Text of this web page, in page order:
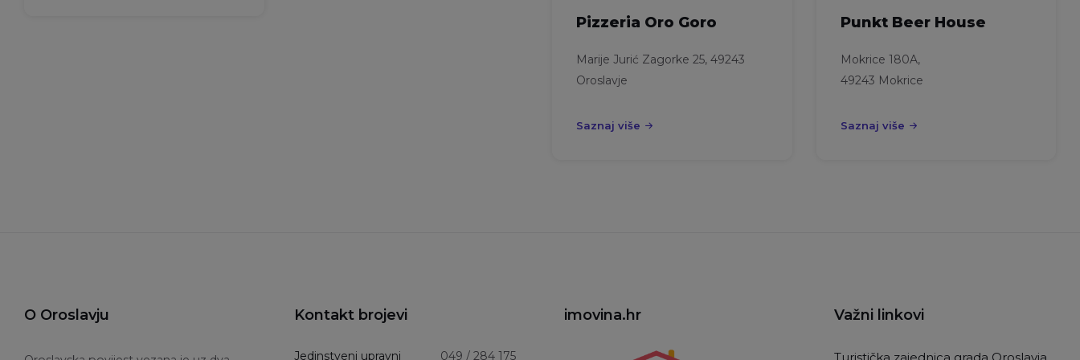
Pizzeria Oro Goro
Marije Jurić Zagorke 25, 49243
Oroslavje
Saznaj više
Punkt Beer House
Mokrice 180A,
49243 Mokrice
Saznaj više
O Oroslavju Kontakt brojevi
Jedinstveni upravni 049 / 284 175
imovina.hr Važni linkovi